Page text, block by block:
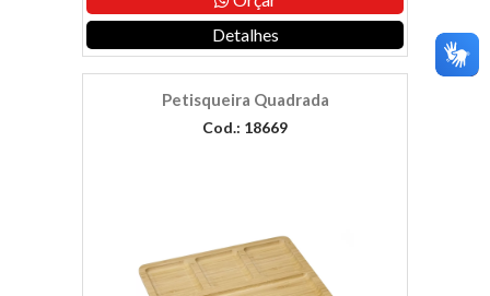
Detalhes
Petisqueira Quadrada
Cod.: 18669